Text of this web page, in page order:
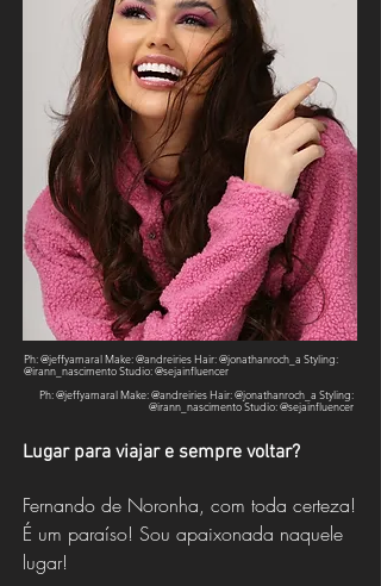
Ph: @jeffyamaral Make: @andreiries Hair: @jonathanroch_a Styling:
@irann_nascimento Studio: @sejainfluencer
Ph: @jeffyamaral Make: @andreiries Hair: @jonathanroch_a Styling:
@irann_nascimento Studio: @sejainfluencer
Lugar para viajar e sempre voltar?
Fernando de Noronha, com toda certeza!
É um paraíso! Sou apaixonada naquele
lugar!